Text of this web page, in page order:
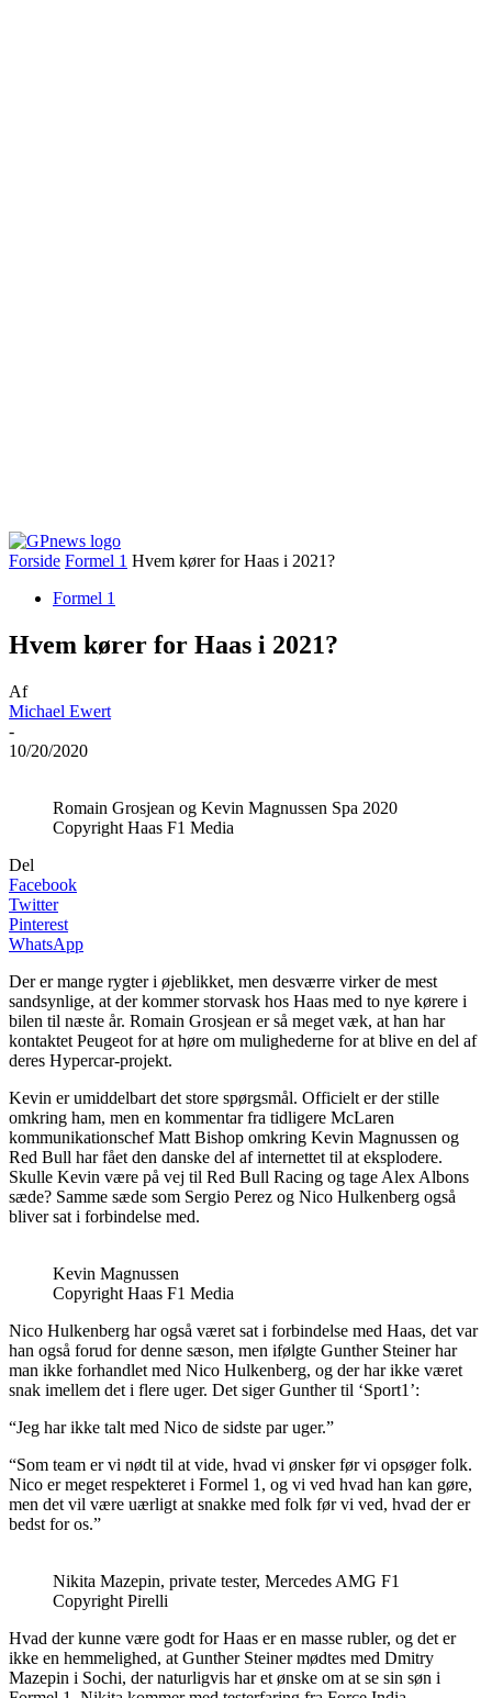
Forside Formel 1 Hvem kører for Haas i 2021?
Formel 1
Hvem kører for Haas i 2021?
Af
Michael Ewert
-
10/20/2020
Romain Grosjean og Kevin Magnussen Spa 2020
Copyright Haas F1 Media
Del
Facebook
Twitter
Pinterest
WhatsApp
Der er mange rygter i øjeblikket, men desværre virker de mest
sandsynlige, at der kommer storvask hos Haas med to nye kørere i
bilen til næste år. Romain Grosjean er så meget væk, at han har
kontaktet Peugeot for at høre om mulighederne for at blive en del af
deres Hypercar-projekt.
Kevin er umiddelbart det store spørgsmål. Officielt er der stille
omkring ham, men en kommentar fra tidligere McLaren
kommunikationschef Matt Bishop omkring Kevin Magnussen og
Red Bull har fået den danske del af internettet til at eksplodere.
Skulle Kevin være på vej til Red Bull Racing og tage Alex Albons
sæde? Samme sæde som Sergio Perez og Nico Hulkenberg også
bliver sat i forbindelse med.
Kevin Magnussen
Copyright Haas F1 Media
Nico Hulkenberg har også været sat i forbindelse med Haas, det var
han også forud for denne sæson, men ifølgte Gunther Steiner har
man ikke forhandlet med Nico Hulkenberg, og der har ikke været
snak imellem det i flere uger. Det siger Gunther til ‘Sport1’:
“Jeg har ikke talt med Nico de sidste par uger.”
“Som team er vi nødt til at vide, hvad vi ønsker før vi opsøger folk.
Nico er meget respekteret i Formel 1, og vi ved hvad han kan gøre,
men det vil være uærligt at snakke med folk før vi ved, hvad der er
bedst for os.”
Nikita Mazepin, private tester, Mercedes AMG F1
Copyright Pirelli
Hvad der kunne være godt for Haas er en masse rubler, og det er
ikke en hemmelighed, at Gunther Steiner mødtes med Dmitry
Mazepin i Sochi, der naturligvis har et ønske om at se sin søn i